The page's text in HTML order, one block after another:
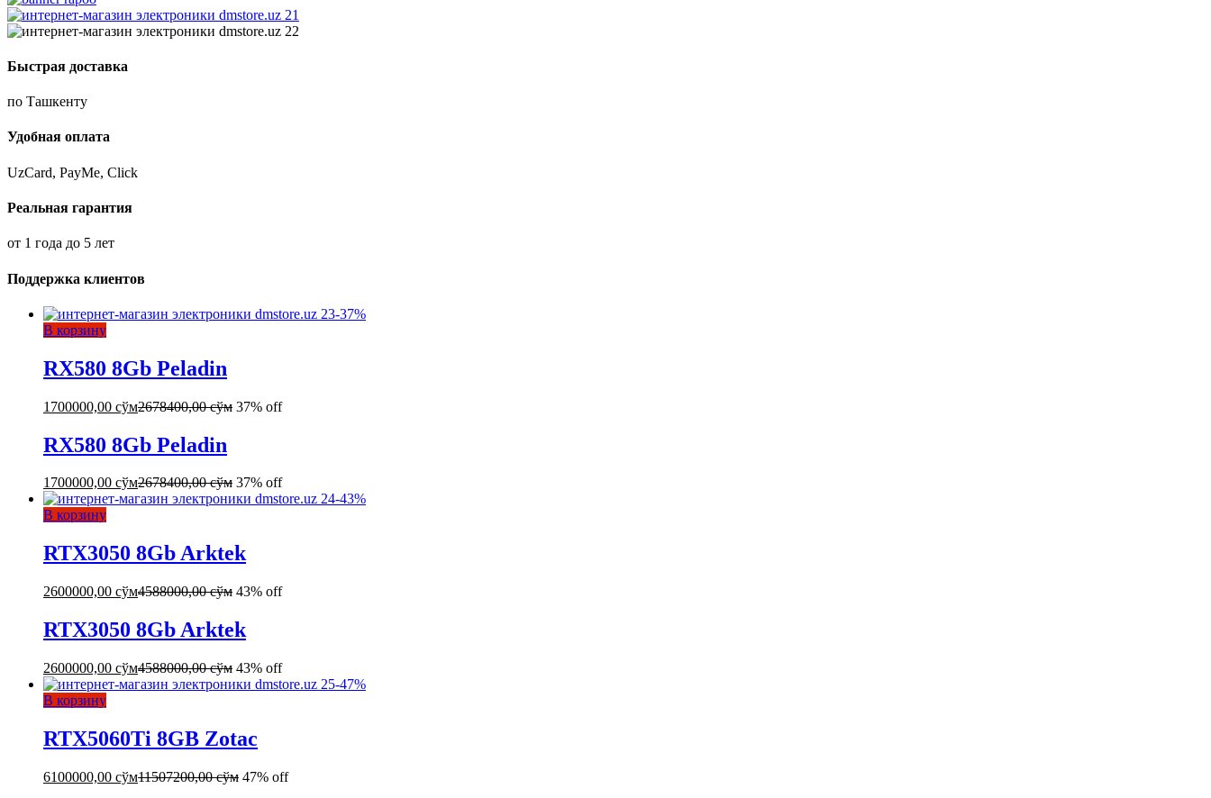
Быстрая доставка
по Ташкенту
Удобная оплата
UzCard, PayMe, Click
Реальная гарантия
от 1 года до 5 лет
Поддержка клиентов
-37%
В корзину
RX580 8Gb Peladin
1700000,00 сўм2678400,00сўм 37% off
RX580 8Gb Peladin
1700000,00 сўм2678400,00сўм 37% off
-43%
В корзину
RTX3050 8Gb Arktek
2600000,00 сўм4588000,00сўм 43% off
RTX3050 8Gb Arktek
2600000,00 сўм4588000,00сўм 43% off
-47%
В корзину
RTX5060Ti 8GB Zotac
6100000,00 сўм11507200,00сўм 47% off